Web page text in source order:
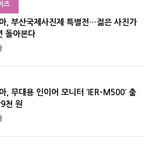
즈
, 부산국제사진제 특별전…젊은 사진가
돌아본다
, 무대용 인이어 모니터 ‘IER-M500’ 출
천 원